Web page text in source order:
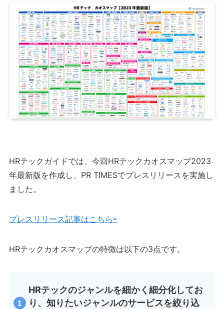
HRテックガイドでは、今回HRテックカオスマップ2023
年最新版を作成し、PR TIMESでプレスリリースを実施し
ました。
プレスリリース記事はこちら⇨
HRテックカオスマップの特徴は以下の3点です。
HRテックのジャンルを細かく細分化してお
り、知りたいジャンルのサービスを絞り込